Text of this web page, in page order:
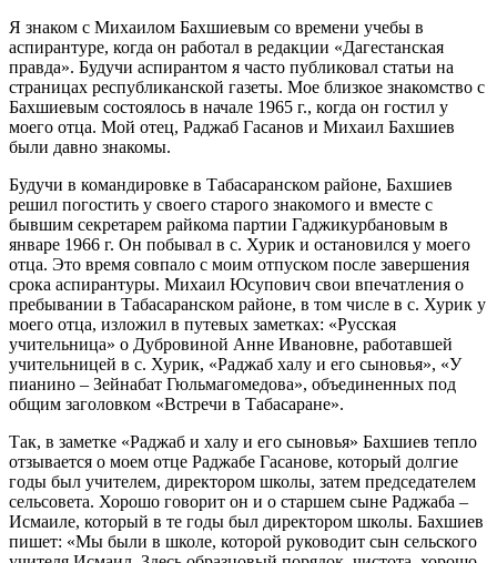
Я знаком с Михаилом Бахшиевым со времени учебы в
аспирантуре, когда он работал в редакции «Дагестанская
правда». Будучи аспирантом я часто публиковал статьи на
страницах республиканской газеты. Мое близкое знакомство с
Бахшиевым состоялось в начале 1965 г., когда он гостил у
моего отца. Мой отец, Раджаб Гасанов и Михаил Бахшиев
были давно знакомы.
Будучи в командировке в Табасаранском районе, Бахшиев
решил погостить у своего старого знакомого и вместе с
бывшим секретарем райкома партии Гаджикурбановым в
январе 1966 г. Он побывал в с. Хурик и остановился у моего
отца. Это время совпало с моим отпуском после завершения
срока аспирантуры. Михаил Юсупович свои впечатления о
пребывании в Табасаранском районе, в том числе в с. Хурик у
моего отца, изложил в путевых заметках: «Русская
учительница» о Дубровиной Анне Ивановне, работавшей
учительницей в с. Хурик, «Раджаб халу и его сыновья», «У
пианино – Зейнабат Гюльмагомедова», объединенных под
общим заголовком «Встречи в Табасаране».
Так, в заметке «Раджаб и халу и его сыновья» Бахшиев тепло
отзывается о моем отце Раджабе Гасанове, который долгие
годы был учителем, директором школы, затем председателем
сельсовета. Хорошо говорит он и о старшем сыне Раджаба –
Исмаиле, который в те годы был директором школы. Бахшиев
пишет: «Мы были в школе, которой руководит сын сельского